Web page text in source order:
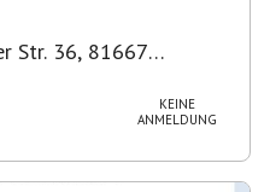
Str. 36, 81667
KEINE
ANMELDUNG